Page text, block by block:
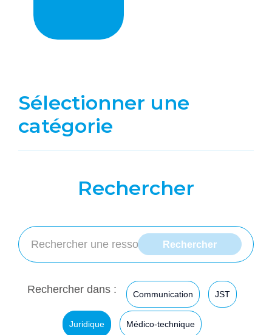
Sélectionner une
catégorie
Rechercher
Rechercher dans : Communication JST
Juridique Médico-technique